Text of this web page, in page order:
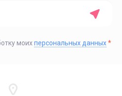
моихперсональных данных*